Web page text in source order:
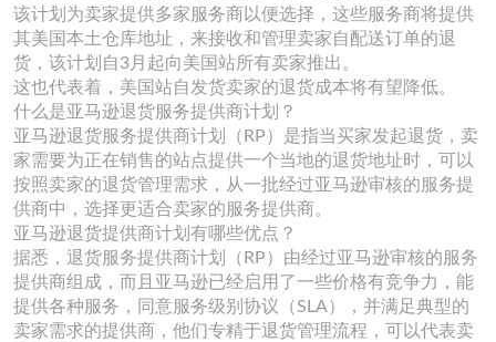
该计划为卖家提供多家服务商以便选择，这些服务商将提供
其美国本土仓库地址，来接收和管理卖家自配送订单的退
货，该计划自3月起向美国站所有卖家推出。
这也代表着，美国站自发货卖家的退货成本将有望降低。
什么是亚马逊退货服务提供商计划？
亚马逊退货服务提供商计划（RP）是指当买家发起退货，卖
家需要为正在销售的站点提供一个当地的退货地址时，可以
按照卖家的退货管理需求，从一批经过亚马逊审核的服务提
供商中，选择更适合卖家的服务提供商。
亚马逊退货提供商计划有哪些优点？
据悉，退货服务提供商计划（RP）由经过亚马逊审核的服务
提供商组成，而且亚马逊已经启用了一些价格有竞争力，能
提供各种服务，同意服务级别协议（SLA），并满足典型的
卖家需求的提供商，他们专精于退货管理流程，可以代表卖